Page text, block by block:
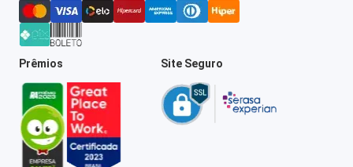
Prêmios Site Seguro